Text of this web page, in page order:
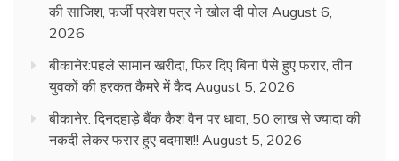
की साजिश, फर्जी प्रवेश पत्र ने खोल दी पोल August 6,
2026
बीकानेर:पहले सामान खरीदा, फिर दिए बिना पैसे हुए फरार, तीन
युवकों की हरकत कैमरे में कैद August 5, 2026
बीकानेर: दिनदहाड़े बैंक कैश वैन पर धावा, 50 लाख से ज्यादा की
नकदी लेकर फरार हुए बदमाश!! August 5, 2026